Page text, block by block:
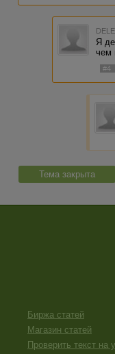
Я
чем
#4
Тема закрыта
Биржа статей
Магазин статей
Проверить текст на